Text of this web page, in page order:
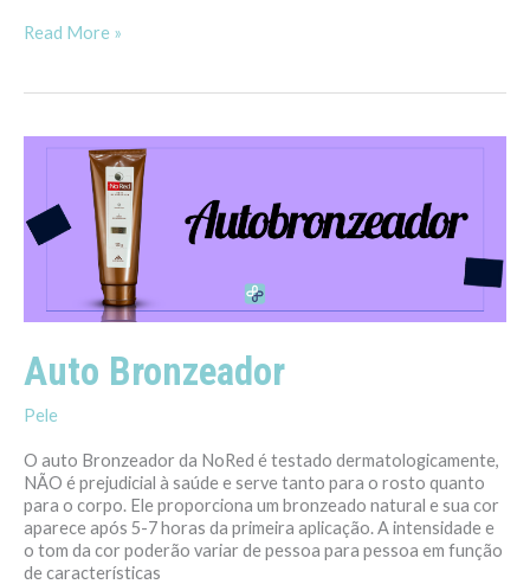
Read More »
Auto Bronzeador
Pele
O auto Bronzeador da NoRed é testado dermatologicamente,
NÃO é prejudicial à saúde e serve tanto para o rosto quanto
para o corpo. Ele proporciona um bronzeado natural e sua cor
aparece após 5-7 horas da primeira aplicação. A intensidade e
o tom da cor poderão variar de pessoa para pessoa em função
de características
Auto
Bronzeador